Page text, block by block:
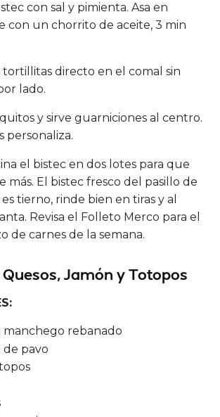
con sal y pimienta. Asa en
con un chorrito de aceite, 3 min
tortillitas directo en el comal sin
lado.
y sirve guarniciones al centro.
personaliza.
el bistec en dos lotes para que
más. El bistec fresco del pasillo de
tierno, rinde bien en tiras y al
Revisa el Folleto Merco para el
de carnes de la semana.
Jamón y Totopos
manchego rebanado
pavo